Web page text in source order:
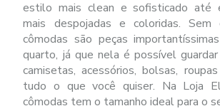
estilo mais clean e sofisticado até
mais despojadas e coloridas.
cômodas são peças
quarto, já que nela é possível
camisetas, acessórios, bolsas,
tudo o que você quiser. Na Loja
cômodas tem o tamanho ideal para o